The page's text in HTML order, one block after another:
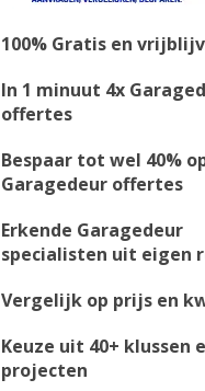
100% Gratis en
In 1 minuut 4x
offertes
Bespaar tot wel 40%
Garagedeur offertes
Erkende Garagedeur
specialisten uit eigen
Vergelijk op prijs en
Keuze uit 40+ klussen
projecten